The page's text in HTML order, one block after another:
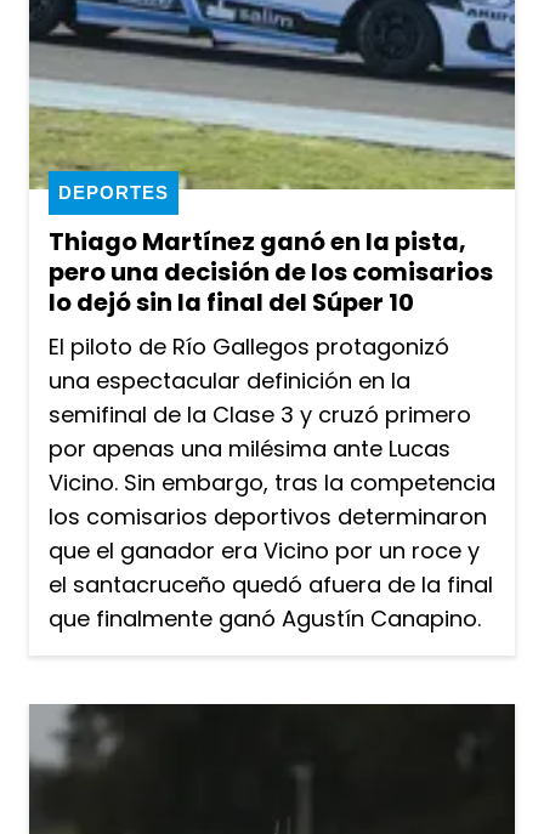
Thiago Martínez ganó en la pista,
pero una decisión de los comisarios
lo dejó sin la final del Súper 10
DEPORTES
El piloto de Río Gallegos protagonizó
una espectacular definición en la
semifinal de la Clase 3 y cruzó primero
por apenas una milésima ante Lucas
Vicino. Sin embargo, tras la competencia
los comisarios deportivos determinaron
que el ganador era Vicino por un roce y
el santacruceño quedó afuera de la final
que finalmente ganó Agustín Canapino.